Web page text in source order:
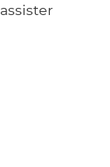
assister